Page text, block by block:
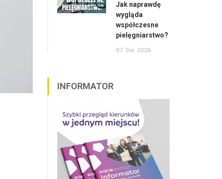
Jak naprawdę
wygląda
współczesne
pielęgniarstwo?
07 Sie 2026
INFORMATOR